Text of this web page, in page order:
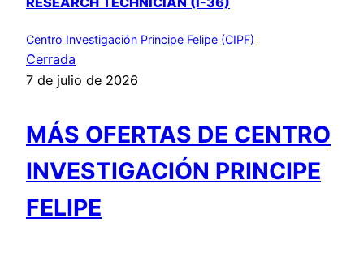
Centro Investigación Principe Felipe (CIPF)
Cerrada
7 de julio de 2026
MÁS OFERTAS DE CENTRO
INVESTIGACIÓN PRINCIPE
FELIPE